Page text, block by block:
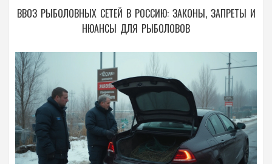
ВВОЗ РЫБОЛОВНЫХ СЕТЕЙ В РОССИЮ: ЗАКОНЫ, ЗАПРЕТЫ И
НЮАНСЫ ДЛЯ РЫБОЛОВОВ